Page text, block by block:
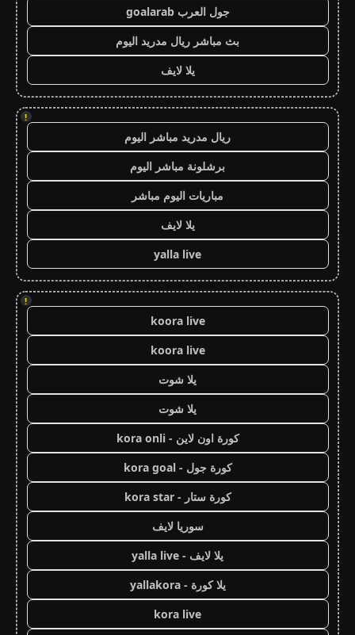
جول العرب goalarab
بث مباشر ريال مدريد اليوم
يلا لايف
!
ريال مدريد مباشر اليوم
برشلونة مباشر اليوم
مباريات اليوم مباشر
يلا لايف
yalla live
!
koora live
koora live
يلا شوت
يلا شوت
كورة اون لاين - kora onli
كورة جول - kora goal
كورة ستار - kora star
سوريا لايف
يلا لايف - yalla live
يلا كورة - yallakora
kora live